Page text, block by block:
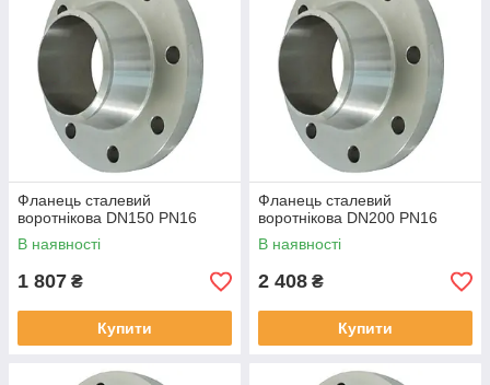
Фланець сталевий
воротнікова DN150 PN16
В наявності
1 807 ₴
Купити
Фланець сталевий
воротнікова DN200 PN16
В наявності
2 408 ₴
Купити